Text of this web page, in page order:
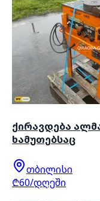
ქირავდება
ხამუთებსაც
თბილისი
₾60/დღეში